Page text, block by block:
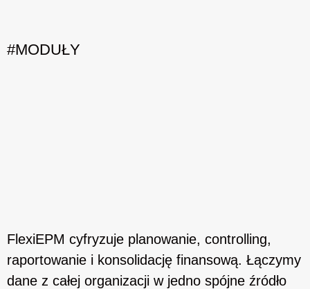
#MODUŁY
FlexiEPM cyfryzuje planowanie, controlling,
raportowanie i konsolidację finansową. Łączymy
dane z całej organizacji w jedno spójne źródło